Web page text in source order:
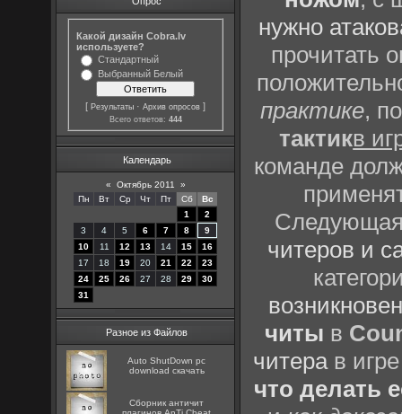
Какой дизайн Cobra.lv
используете?
Стандартный
Выбранный Белый
[Результаты ·Архив опросов ]
Всего ответов: 444
Календарь
« Октябрь 2011
»
Пн
Вт Ср Чт Пт Сб
Вс
1
2
3
4 5 6 7 8
9
10
11 12 13 14 15
16
17
18 19 20 21 22
23
24
25 26 27 28 29
30
31
Разное из Файлов
Auto ShutDown pc
download скачать
Сборник античит
нужно
прочитать
практике,
тактикв
команде
Следующая
читеров и
читы в
читерав
что делать